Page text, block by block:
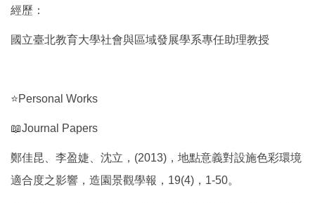
經歷：
國立臺北教育大學社會與區域發展學系專任助理教授
⭐Personal Works
📖Journal Papers
鄭佳昆、李盈婕、沈立，(2013)，地點意義對設施色彩環境
適合度之影響，造園景觀學報，19(4)，1-50。